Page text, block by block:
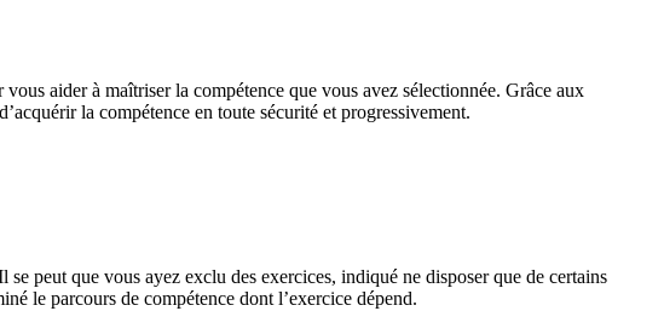
aider à maîtriser la compétence que vous avez sélectionnée. Grâce aux
la compétence en toute sécurité et progressivement.
peut que vous ayez exclu des exercices, indiqué ne disposer que de certains
le parcours de compétence dont l’exercice dépend.